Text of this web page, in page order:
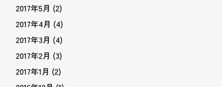
2017年5月 (2)
2017年4月 (4)
2017年3月 (4)
2017年2月 (3)
2017年1月 (2)